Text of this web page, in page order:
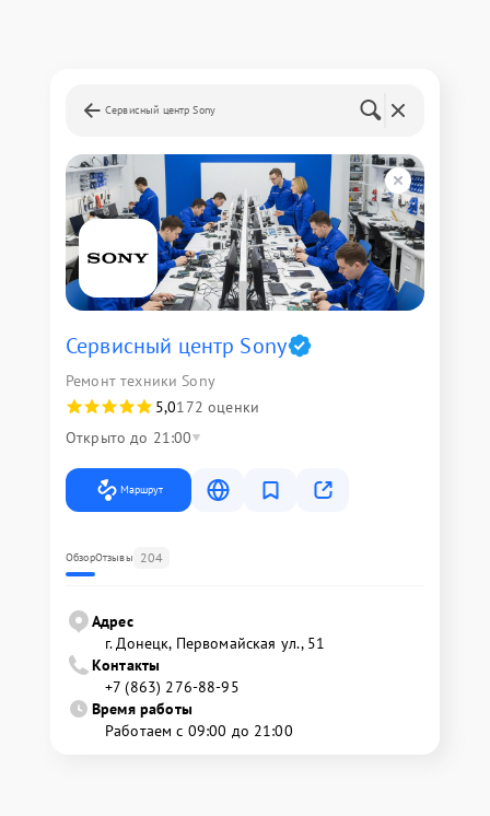
Сервисный центр Sony
Сервисный центр Sony
Ремонт техники Sony
5,0172 оценки
Открыто до 21:00
Маршрут
ОбзорОтзывы 204
Адрес
г. Донецк, Первомайская ул., 51
Контакты
+7 (863) 276-88-95
Время работы
Работаем с 09:00 до 21:00